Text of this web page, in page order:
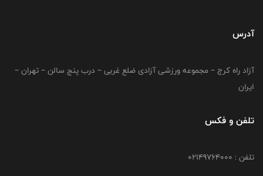
آدرس
آزاد راه کرج – مجموعه ورزشی آزادی ضلع غربی – درب پنج سالن – تهران –
ایران
تلفن و فکس
تلفن : 02149764000